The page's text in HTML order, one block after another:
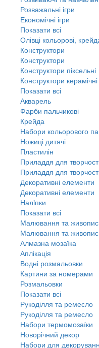
Розважальні ігри
Економічні ігри
Показати всі
Олівці кольорові,
Конструктори
Конструктори
Конструктори піксельні
Конструктори керамічні
Показати всі
Акварель
Фарби пальчикові
Крейда
Набори кольорового
Ножиці дитячі
Пластилін
Приладдя для
Приладдя для
Декоративні елементи
Декоративні елементи
Налiпки
Показати всі
Малювання та живопис
Малювання та живопис
Алмазна мозаїка
Аплікація
Водні розмальовки
Картини за номерами
Розмальовки
Показати всі
Рукоділля та ремесло
Рукоділля та ремесло
Набори термомозаїки
Новорічний декор
Набори для